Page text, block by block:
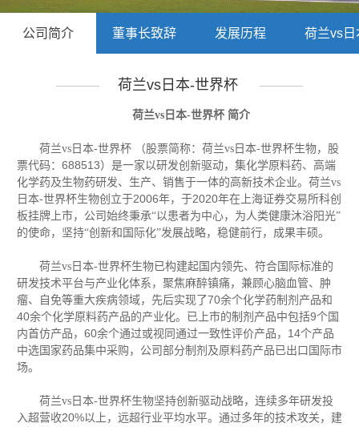
公司简介 董事长致辞 发展历程 荷兰vs日
荷兰vs日本-世界杯
荷兰vs日本-世界杯 简介
荷兰vs日本-世界杯 （股票简称：荷兰vs日本-世界杯生物，股
票代码： 688513）是一家以研发创新驱动，集化学原料药、高端
化学药及生物药研发、生产、销售于一体的高新技术企业。荷兰vs
日本-世界杯生物创立于2006年，于2020年在上海证券交易所科创
板挂牌上市，公司始终秉承“以患者为中心，为人类健康沐浴阳光”
的使命，坚持“创新和国际化”发展战略，稳健前行，成果丰硕。
荷兰vs日本-世界杯生物已构建起国内领先、符合国际标准的
研发技术平台与产业化体系，聚焦麻醉镇痛，兼顾心脑血管、肿
瘤、自免等重大疾病领域，先后实现了70余个化学药制剂产品和
40余个化学原料药产品的产业化。已上市的制剂产品中包括9个国
内首仿产品， 60余个通过或视同通过一致性评价产品， 14个产品
中选国家药品集中采购，公司部分制剂及原料药产品已出口国际市
场。
荷兰vs日本-世界杯生物坚持创新驱动战略，连续多年研发投
入超营收20%以上，远超行业平均水平。通过多年的技术攻关，建